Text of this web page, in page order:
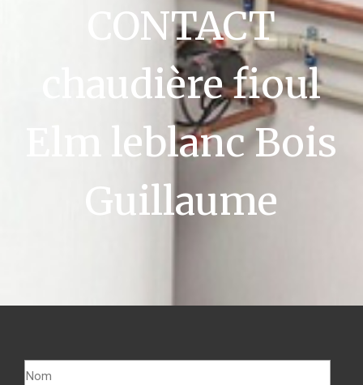
CONTACT
chaudière fioul
Elm leblanc Bois
Guillaume